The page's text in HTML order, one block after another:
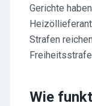
Gerichte
Strafen
Wie